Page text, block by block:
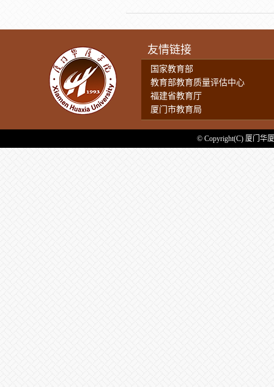
友情链接
国家教育部
教育部教育质量评估中心
福建省教育厅
厦门市教育局
© Copyright(C) 厦门华